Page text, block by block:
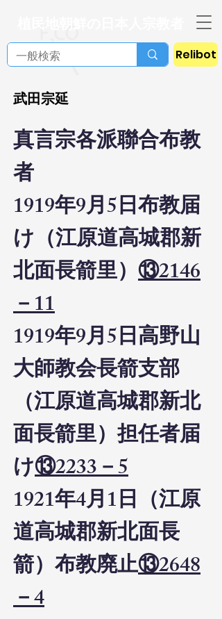
Relibot
武田宗延
真言宗各派聯合布教
者
1919年9月5日布教届
け（江原道高城郡新
北面長箭里） ⑬2146
－11
1919年9月5日高野山
大師教会長箭支部
（江原道高城郡新北
面長箭里）担任者届
け⑬2233－5
1921年4月1日（江原
道高城郡新北面長
箭）布教廃止⑬2648
－4